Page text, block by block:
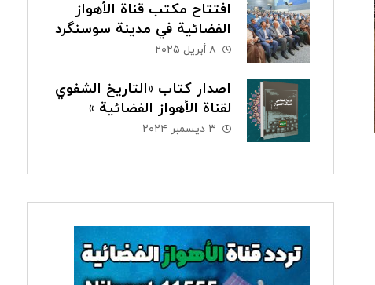
افتتاح مكتب قناة الأهواز
الفضائية في مدينة سوسنگرد
٨ أبريل ٢٠٢٥
اصدار كتاب «التاريخ الشفوي
لقناة الأهواز الفضائیة »
باللغة الفارسية
٣ ديسمبر ٢٠٢٤